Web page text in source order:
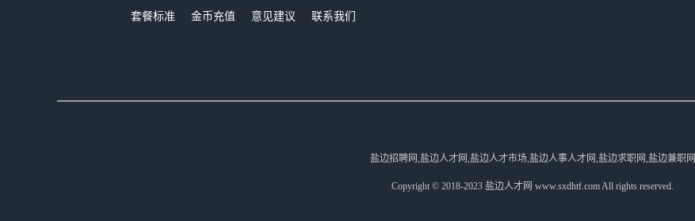
套餐标准
金币充值 意见建议 联系我们
盐边招聘网,盐边人才网,盐边人才市场,盐边人事人才网,盐边求职网,盐边兼职网
Copyright © 2018-2023 盐边人才网 www.sxdhtf.com All rights reserved.